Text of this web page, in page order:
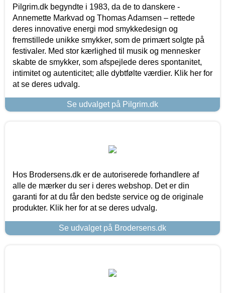
Pilgrim.dk begyndte i 1983, da de to danskere -
Annemette Markvad og Thomas Adamsen – rettede
deres innovative energi mod smykkedesign og
fremstillede unikke smykker, som de primært solgte på
festivaler. Med stor kærlighed til musik og mennesker
skabte de smykker, som afspejlede deres spontanitet,
intimitet og autenticitet; alle dybtfølte værdier. Klik her for
at se deres udvalg.
Se udvalget på Pilgrim.dk
Hos Brodersens.dk er de autoriserede forhandlere af
alle de mærker du ser i deres webshop. Det er din
garanti for at du får den bedste service og de originale
produkter. Klik her for at se deres udvalg.
Se udvalget på Brodersens.dk